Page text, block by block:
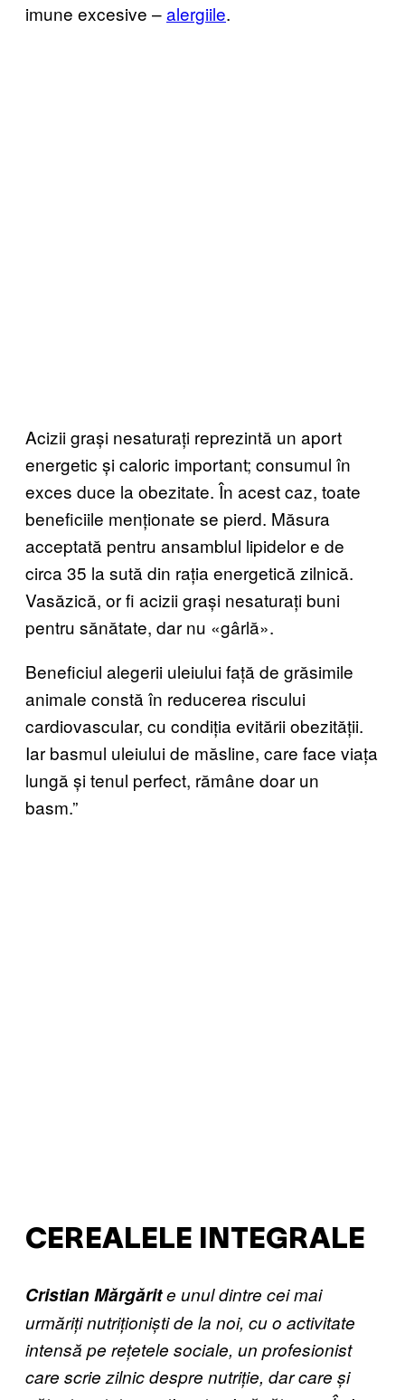
imune excesive –alergiile.
Acizii grași nesaturați reprezintă un aport
energetic și caloric important; consumul în
exces duce la obezitate. În acest caz, toate
beneficiile menționate se pierd. Măsura
acceptată pentru ansamblul lipidelor e de
circa 35 la sută din rația energetică zilnică.
Vasăzică, or fi acizii grași nesaturați buni
pentru sănătate, dar nu «gârlă».
Beneficiul alegerii uleiului față de grăsimile
animale constă în reducerea riscului
cardiovascular, cu condiția evitării obezității.
Iar basmul uleiului de măsline, care face viața
lungă și tenul perfect, rămâne doar un
basm.”
CEREALELE INTEGRALE
Cristian Mărgărite unul dintre cei mai
urmăriți nutriționiști de la noi, cu o activitate
intensă pe rețetele sociale, un profesionist
care scrie zilnic despre nutriție, dar care și